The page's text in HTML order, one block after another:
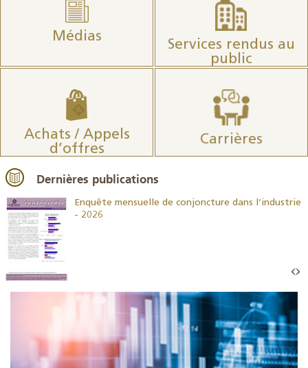
Médias
Services rendus au
public
Achats / Appels
d’offres
Carrières
Dernières publications
Enquête mensuelle de conjoncture dans l’industrie
- 2026